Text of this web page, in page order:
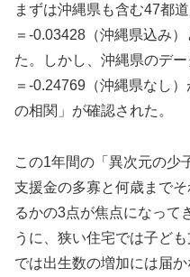
まずは沖縄県も含む47都
＝-0.03428（沖縄県込み
た。しかし、沖縄県のデー
＝-0.24769（沖縄県なし
の相関」が確認された。
この1年間の「異次元の少
支援金の多寡と何歳まで
るかの3点が焦点になって
うに、狭い住宅では子ど
では出生数の増加には届か